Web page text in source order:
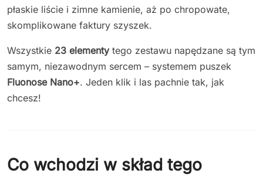
płaskie liście i zimne kamienie, aż po chropowate,
skomplikowane faktury szyszek.
Wszystkie 23 elementy tego zestawu napędzane są tym
samym, niezawodnym sercem – systemem puszek
Fluonose Nano+. Jeden klik i las pachnie tak, jak
chcesz!
Co wchodzi w skład tego